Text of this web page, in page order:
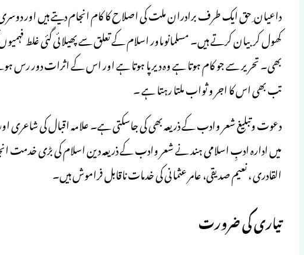
داعیان ِ حق ایک طرف برادران ملت کی اصلاح کا کام انجام دیتے ہیں اور
کھول کربیان کرتے ہیں۔ مسلمانوںاور اسلام کے تعلق سے پھیلائی گئی غلط
بھی۔ تحریر سے جو کام ہوتا ہے وہ دیرپا ہوتا ہے اور اس کے اثرات دور
تب بھی اس کا اجر و ثواب ملتا رہتا ہے ۔
دعوت وتبلیغ شعر وادب کے ذریعہ بھی کی جاسکتی ہے۔ علامہ اقبال کی
میں ادارہ ادبِ اسلامی ہند نے شعر وادب کے ذریعہ دین اسلام کی بڑی خدمت
القادری ، نعیم صدیقی، عامر عثمانی کی خدمات ناقابل فراموش ہیں۔
تیاری کی ضرورت